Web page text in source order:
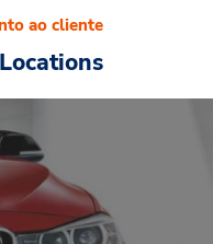
Locations
ao cliente